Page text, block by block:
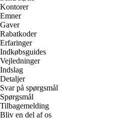
Kontorer
Emner
Gaver
Rabatkoder
Erfaringer
Indkøbsguides
Vejledninger
Indslag
Detaljer
Svar på spørgsmål
Spørgsmål
Tilbagemelding
Bliv en del af os